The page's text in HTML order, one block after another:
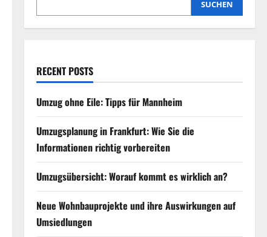
SUCHEN
RECENT POSTS
Umzug ohne Eile: Tipps für Mannheim
Umzugsplanung in Frankfurt: Wie Sie die
Informationen richtig vorbereiten
Umzugsübersicht: Worauf kommt es wirklich an?
Neue Wohnbauprojekte und ihre Auswirkungen auf
Umsiedlungen